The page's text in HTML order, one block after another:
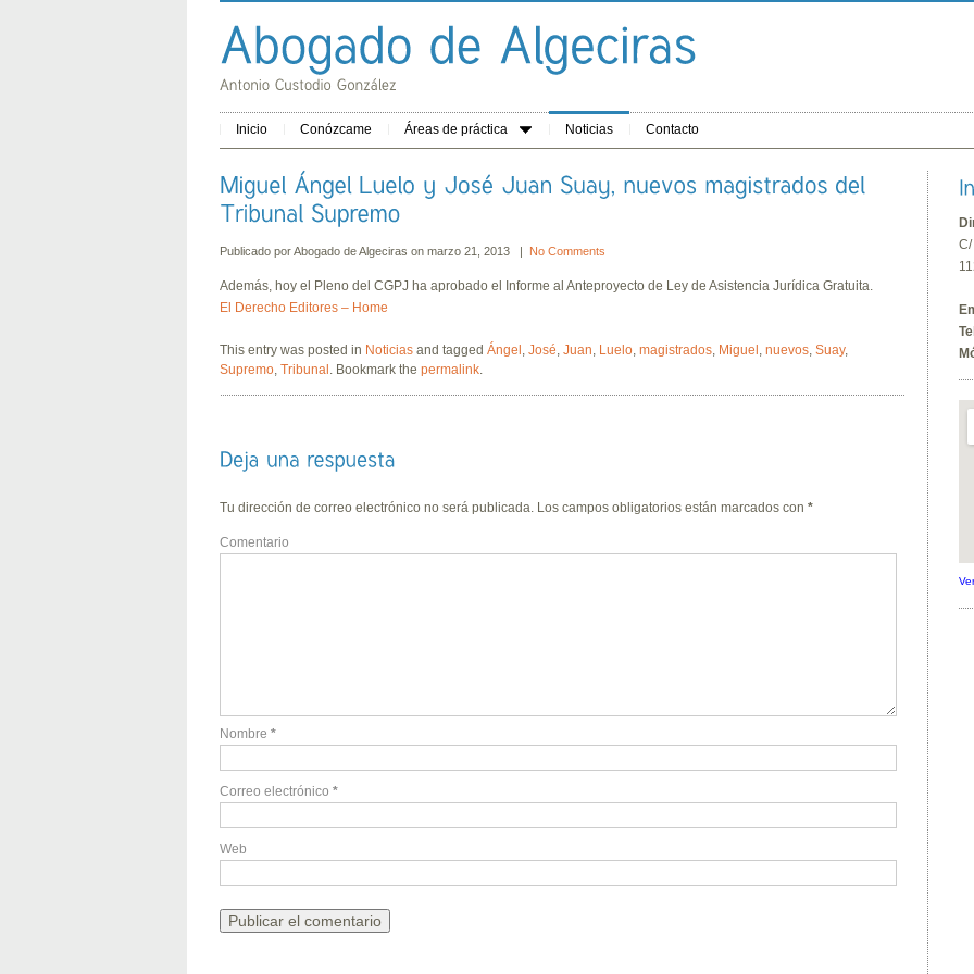
Inicio Conózcame Áreas de práctica Noticias Contacto
Publicado porAbogado de Algeciras on marzo 21, 2013 | No Comments
Además, hoy el Pleno del CGPJ ha aprobado el Informe al Anteproyecto de Ley de Asistencia Jurídica Gratuita.
El Derecho Editores – Home
This entry was posted in Noticias and tagged Ángel , José, Juan, Luelo, magistrados, Miguel , nuevos, Suay,
Supremo, Tribunal . Bookmark the permalink.
Tu dirección de correo electrónico no será publicada. Los campos obligatorios están marcados con *
Comentario
Nombre *
Correo electrónico *
Web
C/